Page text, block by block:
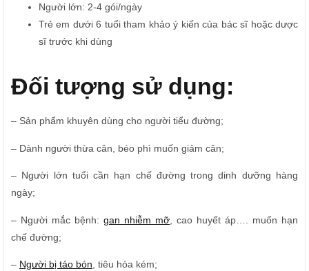
Người lớn: 2-4 gói/ngày
Trẻ em dưới 6 tuổi tham khảo ý kiến của bác sĩ hoặc dược
sĩ trước khi dùng
Đối tượng sử dụng:
– Sản phẩm khuyên dùng cho người tiểu đường;
– Dành người thừa cân, béo phì muốn giảm cân;
– Người lớn tuổi cần hạn chế đường trong dinh dưỡng hàng
ngày;
– Người mắc bệnh: gan nhiễm mỡ , cao huyết áp…. muốn hạn
chế đường;
– Người bị táo bón , tiêu hóa kém;